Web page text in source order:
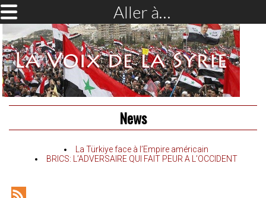
Aller à…
News
La Türkiye face à l’Empire américain
BRICS: L’ADVERSAIRE QUI FAIT PEUR A L’OCCIDENT